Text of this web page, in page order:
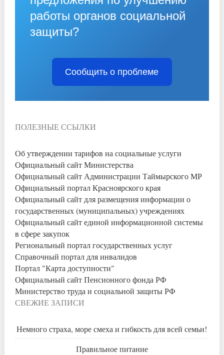
работы органов социальной
защиты?
Сообщить о проблеме
ПОЛЕЗНЫЕ ССЫЛКИ
Об утверждении тарифов на социальные услуги
Официальный сайт Министерства
Официальный сайт Администрации Таймырского МР
Официальный портал Красноярского края
Официальный сайт для размещения информации о
государственных (муниципальных) учреждениях
Официальный сайт единой информационной системы
в сфере закупок
Региональный портал государственных услуг
Справочный портал для инвалидов
Портал "Карта доступности"
Официальный сайт Пенсионного фонда РФ
Министерство труда и социальной защиты РФ
СВЕЖИЕ ЗАПИСИ
Немного страха, море смеха и гибкость для всей семьи!
Правильное питание